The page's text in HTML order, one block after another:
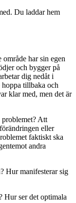
Du laddar hem
har sin egen
och bygger på
dig nedåt i
hoppa tillbaka och
klar med, men det är
problemet? Att
eller
faktiskt ska
andra
Hur manifesterar sig
Hur ser det optimala